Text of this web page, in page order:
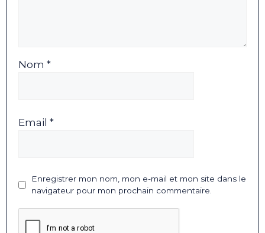
Nom *
Email *
Enregistrer mon nom, mon e-mail et mon site dans le
navigateur pour mon prochain commentaire.